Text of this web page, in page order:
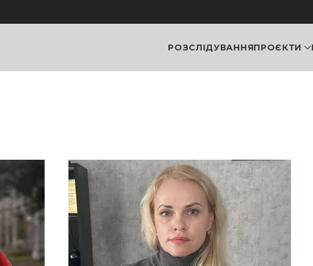
РОЗСЛІДУВАННЯПРОЄКТИ